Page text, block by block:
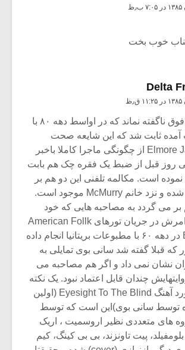
خوب بخت
Delta
در مورد شایعه فوق ناگفته نماند که در اواسط دهه ۸۰ با
ثابت شد که این شایعه صحت
نداشته و Elmore James از چگونگی ماجرا کاملا باخبر
روز قبل از ضبط یک فقره چک هم بابت
نموده است. مکالمه تلفنی این دو هم بر
روی نوار ضبط شده و نزد خانم McMurry موجود است.
بر می گردد به مصاحبه هایی که خود
سانی بوی و درامرش در جریان تورهای American Follk
Blues Festival در دهه ۶۰ با مطبوعات بریتانیا انجام داده
که قبلا گفته شد سانی بوی تمایلی به
نشان نمی داد و اگر هم مصاحبه می
چندان قابل اعتماد نبود. یک نکته
جالب هم در مورد آهنگ Eyesight To The Blind (اولین
توسط سانی بوی)این است که توسط
های متعددی نظیر اروسمیت ، اریک
پیت تاونزند، بی بی کینگ، کیم